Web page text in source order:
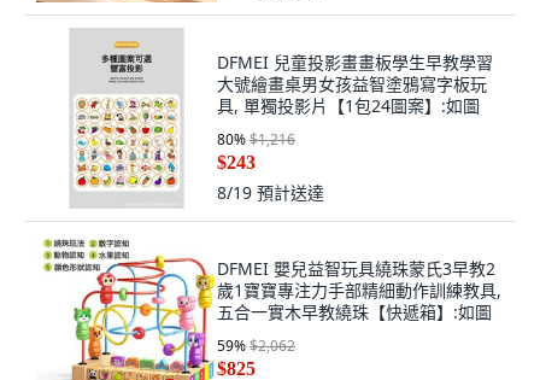
DFMEI 兒童投影畫畫板學生早教學習
大號繪畫桌男女孩益智塗鴉寫字板玩
具, 單獨投影片【1包24圖案】:如圖
80%$1,216
$243
8/19 預計送達
DFMEI 嬰兒益智玩具繞珠蒙氏3早教2
歲1寶寶專注力手部精細動作訓練教具,
五合一實木早教繞珠【快遞箱】:如圖
59%$2,062
$825